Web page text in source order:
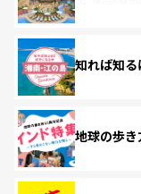
知れば知
地球の歩